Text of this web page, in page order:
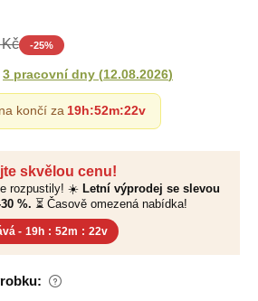
skvělou cenu!
rozpustily! ☀️ Letní výprodej se slevou
%. ⏳ Časově omezená nabídka!
- 19h : 52m : 21v
-25%
3 pracovní dny (12.08.2026)
končí za 19h:52m:21v